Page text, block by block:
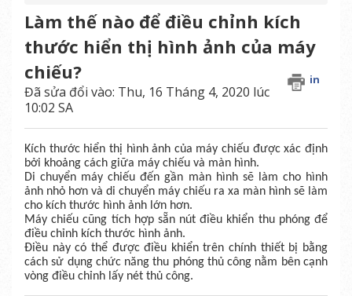
Làm thế nào để điều chỉnh kích
thước hiển thị hình ảnh của máy
chiếu?
in
Đã sửa đổi vào: Thu, 16 Tháng 4, 2020 lúc
10:02 SA
Kích thước hiển thị hình ảnh của máy chiếu được xác định
bởi khoảng cách giữa máy chiếu và màn hình.
Di chuyển máy chiếu đến gần màn hình sẽ làm cho hình
ảnh nhỏ hơn và di chuyển máy chiếu ra xa màn hình sẽ làm
cho kích thước hình ảnh lớn hơn.
Máy chiếu cũng tích hợp sẵn nút điều khiển thu phóng để
điều chỉnh kích thước hình ảnh.
Điều này có thể được điều khiển trên chính thiết bị bằng
cách sử dụng chức năng thu phóng thủ công nằm bên cạnh
vòng điều chỉnh lấy nét thủ công.